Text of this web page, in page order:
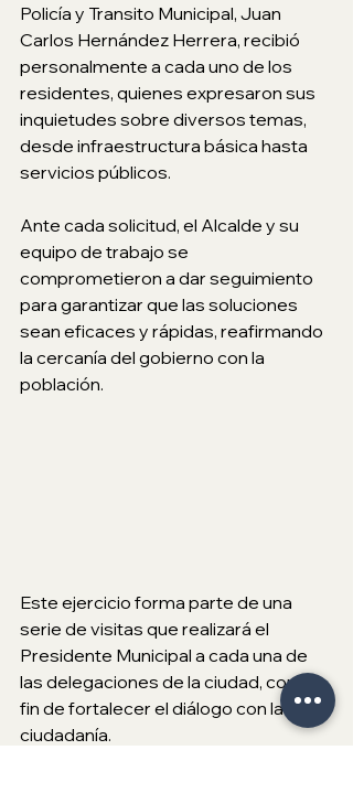
Policía y Transito Municipal, Juan
Carlos Hernández Herrera, recibió
personalmente a cada uno de los
residentes, quienes expresaron sus
inquietudes sobre diversos temas,
desde infraestructura básica hasta
servicios públicos.
Ante cada solicitud, el Alcalde y su
equipo de trabajo se
comprometieron a dar seguimiento
para garantizar que las soluciones
sean eficaces y rápidas, reafirmando
la cercanía del gobierno con la
población.
Este ejercicio forma parte de una
serie de visitas que realizará el
Presidente Municipal a cada una de
las delegaciones de la ciudad, con el
fin de fortalecer el diálogo con la
ciudadanía.